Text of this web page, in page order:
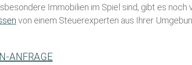
Immobilien im Spiel sind, gibt es
von einem Steuerexperten aus Ihrer
ANFRAGE